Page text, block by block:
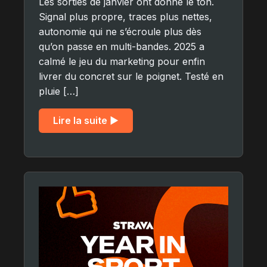
Signal plus propre, traces plus nettes,
autonomie qui ne s’écroule plus dès
qu’on passe en multi-bandes. 2025 a
calmé le jeu du marketing pour enfin
livrer du concret sur le poignet. Testé en
pluie […]
Lire la suite ▶︎